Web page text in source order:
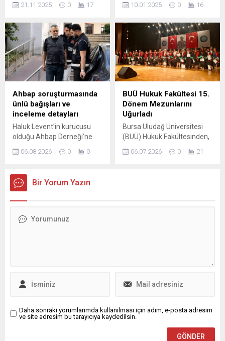
Ödemeler, belediyeler ve e-
gerçekleştirilebiliyor.
21.11.2025 0 17
töreninden önce, seçilen
Başkanı Vladimir Putin
arasında bir görüşme
olabileceğini söyledi. Bu
görüşme, Rusya-Ukrayna
savaşında bir barışın
sağlanmasında anahtar
olarak kabul ediliyor.
10.01.2025 0 16
Ahbap soruşturmasında
ünlü bağışları ve
inceleme detayları
Haluk Levent’in kurucusu
olduğu Ahbap Derneği’ne
yönelik soruşturma devam
ediyor. Gözaltı ve
soruşturma kapsamı
genişleyerek derneğe
yoğunlaşmış durumda.
kişinin dernek hesaplarına
dosyaya girdi....
06.08.2026 0 0
BUÜ Hukuk Fakültesi 15.
Dönem Mezunlarını
Uğurladı
Bursa Uludağ Üniversitesi
(BUÜ) Hukuk Fakültesinden,
2025-2026 yılında mezun
olan 218 öğrenci için geniş
06.07.2026 0 21
Bir Yorum Yazın
Daha sonraki yorumlarımda kullanılması için adım, e-posta adresim
ve site adresim bu tarayıcıya kaydedilsin.